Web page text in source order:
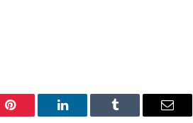
Pinterest LinkedIn Tumblr Email